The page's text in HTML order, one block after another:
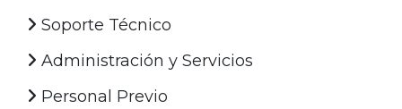
Soporte Técnico
Administración y Servicios
Personal Previo